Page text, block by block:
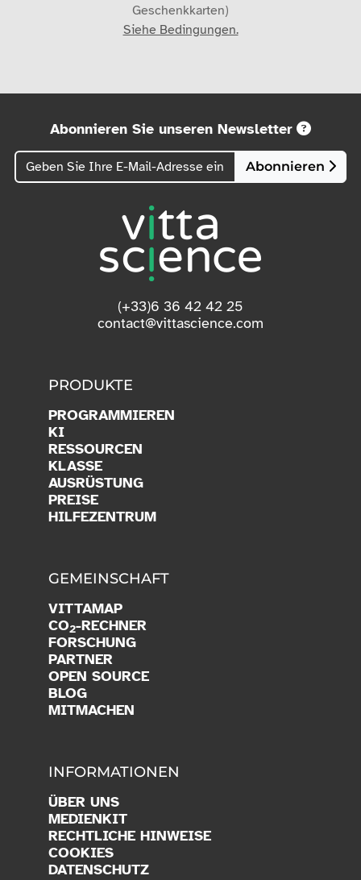
Geschenkkarten)
Siehe Bedingungen.
Abonnieren Sie unseren Newsletter
Abonnieren
(+33)6 36 42 42 25
contact@vittascience.com
PRODUKTE
PROGRAMMIEREN
KI
RESSOURCEN
KLASSE
AUSRÜSTUNG
PREISE
HILFEZENTRUM
GEMEINSCHAFT
VITTAMAP
CO2-RECHNER
FORSCHUNG
PARTNER
OPEN SOURCE
BLOG
MITMACHEN
INFORMATIONEN
ÜBER UNS
MEDIENKIT
RECHTLICHE HINWEISE
COOKIES
DATENSCHUTZ